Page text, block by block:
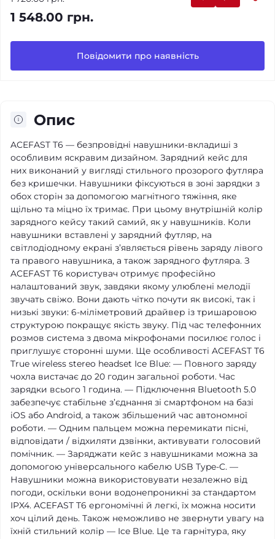
1 548.00 грн.
Повідомити про наявність
Опис
ACEFAST T6 — безпровідні навушники-вкладиші з
особливим яскравим дизайном. Зарядний кейс для
них виконаний у вигляді стильного прозорого футляра
без кришечки. Навушники фіксуються в зоні зарядки з
обох сторін за допомогою магнітного тяжіння, яке
щільно та міцно їх тримає. При цьому внутрішній колір
зарядного кейсу такий самий, як у навушників. Коли
навушники вставлені у зарядний футляр, на
світлодіодному екрані з’являється рівень заряду лівого
та правого навушника, а також зарядного футляра. З
ACEFAST T6 користувач отримує професійно
налаштований звук, завдяки якому улюблені мелодії
звучать свіжо. Вони дають чітко почути як високі, так і
низькі звуки: 6-міліметровий драйвер із тришаровою
структурою покращує якість звуку. Під час телефонних
розмов система з двома мікрофонами посилює голос і
приглушує сторонні шуми. Ще особливості ACEFAST T6
True wireless stereo headset Ice Blue: — Повного заряду
чохла вистачає до 20 годин загальної роботи. Час
зарядки всього 1 година. — Підключення Bluetooth 5.0
забезпечує стабільне з’єднання зі смартфоном на базі
iOS або Android, а також збільшений час автономної
роботи. — Одним пальцем можна перемикати пісні,
відповідати / відхиляти дзвінки, активувати голосовий
помічник. — Заряджати кейс з навушниками можна за
допомогою універсального кабелю USB Type-C. —
Навушники можна використовувати незалежно від
погоди, оскільки вони водонепроникні за стандартом
IPX4. ACEFAST T6 ергономічні й легкі, їх можна носити
хоч цілий день. Також неможливо не звернути увагу на
їхній стильний колір — Ice Blue. Це та гарнітура, яку